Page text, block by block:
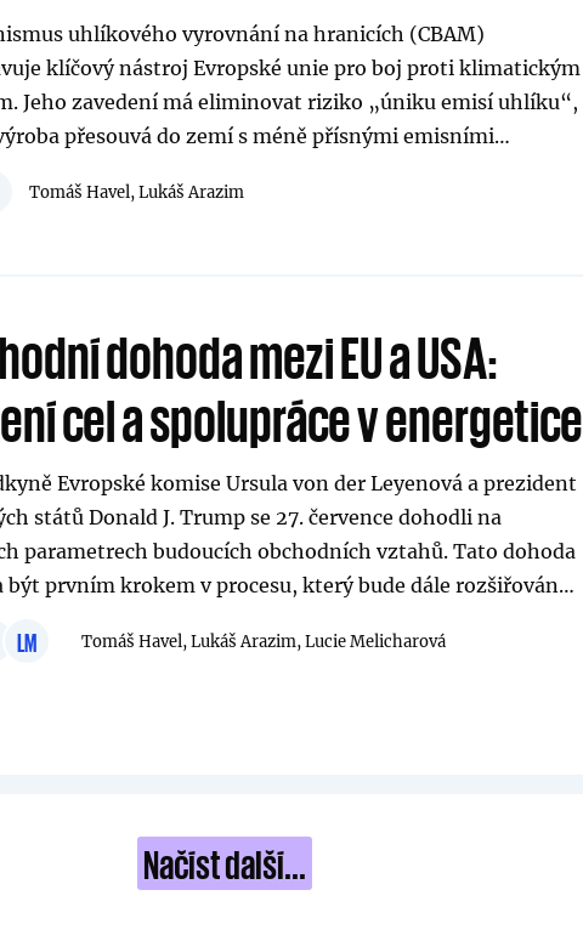
uhlíkového vyrovnání na hranicích (CBAM)
klíčový nástroj Evropské unie pro boj proti klimatickým
Jeho zavedení má eliminovat riziko „úniku emisí uhlíku“,
přesouvá do zemí s méně přísnými emisními…
Tomáš Havel,Lukáš Arazim
dohoda mezi EU a USA:
cel a spolupráce v energetice
Evropské komise Ursula von der Leyenová a prezident
států Donald J. Trump se 27. července dohodli na
parametrech budoucích obchodních vztahů. Tato dohoda
být prvním krokem v procesu, který bude dále rozšiřován…
LM Tomáš Havel,Lukáš Arazim,Lucie Melicharová
Načíst další...